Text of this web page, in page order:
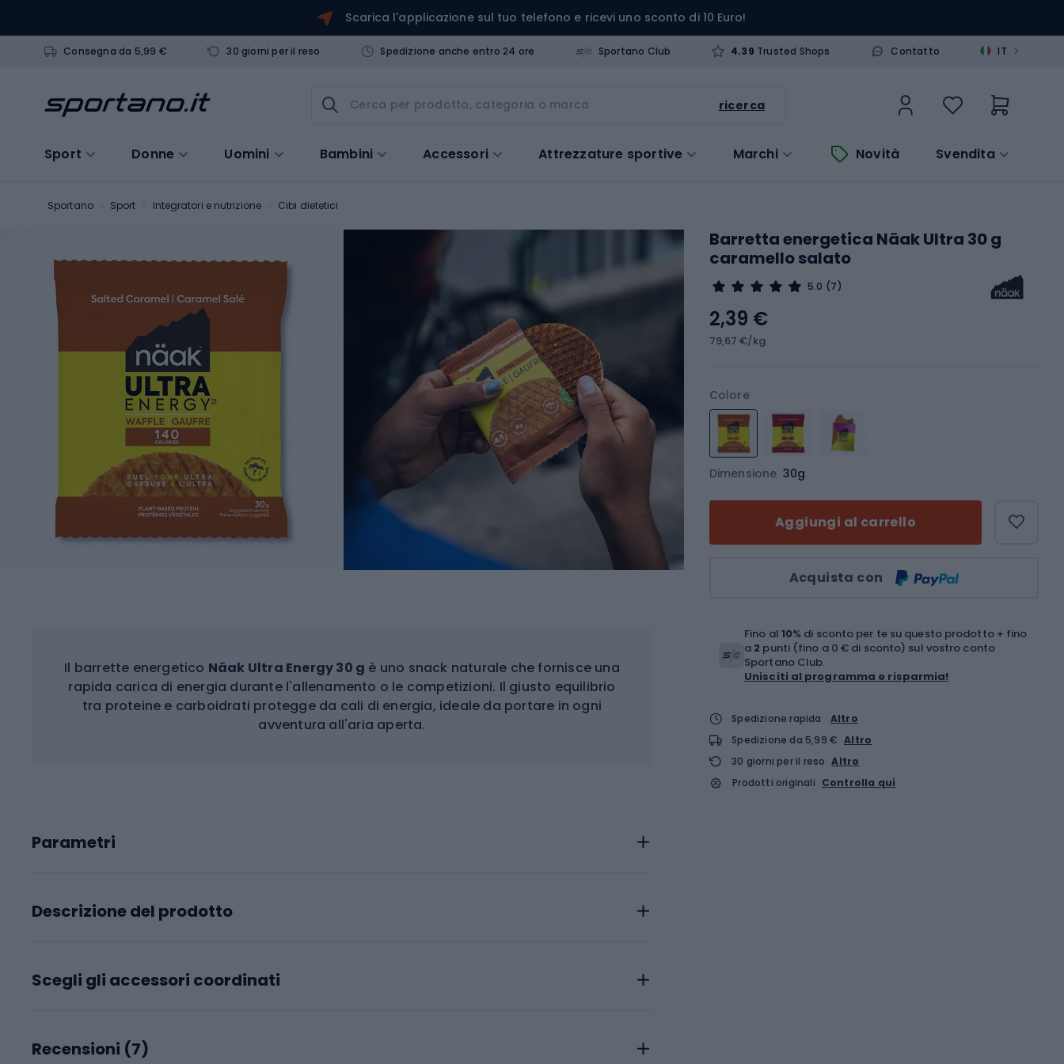
Scarica l'applicazione sul tuo telefono e ricevi uno sconto di 10 Euro!
Consegna da 5,99 € 30 giorni per il reso Spedizione anche entro 24 ore Sportano Club 4.39 Trusted Shops Contatto IT >
ricerca
Sport Donne Uomini Bambini Accessori Attrezzature sportive Marchi Novità Svendita
Sportano Sport Integratori e nutrizione Cibi dietetici
Il barrette energetico Näak Ultra Energy 30 g è uno snack naturale che fornisce una
rapida carica di energia durante l'allenamento o le competizioni. Il giusto equilibrio
tra proteine e carboidrati protegge da cali di energia, ideale da portare in ogni
avventura all'aria aperta.
Parametri
Descrizione del prodotto
Scegli gli accessori coordinati
Recensioni (7)
Barretta energetica Näak Ultra 30 g
caramello salato
5.0 (7)
Colore
Dimensione 30g
Aggiungi al carrello
Acquista con
2,39 €
79,67 €/kg
Fino al 10% di sconto per te su questo prodotto + fino
a 2 punti (fino a 0 € di sconto) sul vostro conto
Sportano Club.
Unisciti al programma e risparmia!
Spedizione rapida
Altro
Spedizione da 5,99 € Altro
30 giorni per il reso Altro
Prodotti originali Controlla qui